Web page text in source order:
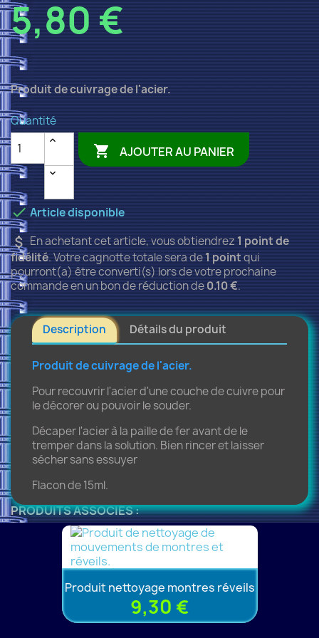
5,80 €
Produit de cuivrage de l'acier.
Quantité
 AJOUTER AU PANIER
Article disponible
attach_moneyEn achetant cet article, vous obtiendrez1point de
fidélité. Votre cagnotte totale sera de1pointqui
pourront(a) être converti(s) lors de votre prochaine
commande en un bon de réduction de0.10 €.
Description Détails du produit
Produit de cuivrage de l'acier.
Pour recouvrir l'acier d'une couche de cuivre pour
le décorer ou pouvoir le souder.
Décaper l'acier à la paille de fer avant de le
tremper dans la solution. Bien rincer et laisser
sécher sans essuyer
Flacon de 15ml.
PRODUITS ASSOCIÉS :
Produit nettoyage montres réveils
9,30 €